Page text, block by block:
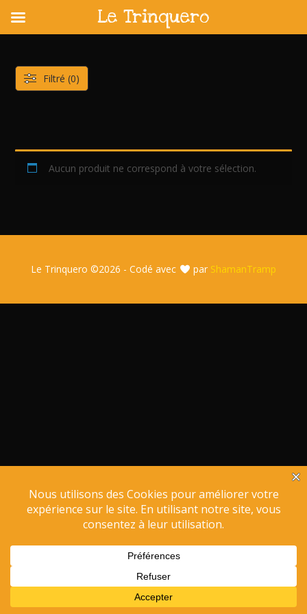
content
Aucun produit ne correspond à votre sélection.
Filtré (0)
Le Trinquero ©2026 - Codé avec par ShamanTramp
Le Trinquero